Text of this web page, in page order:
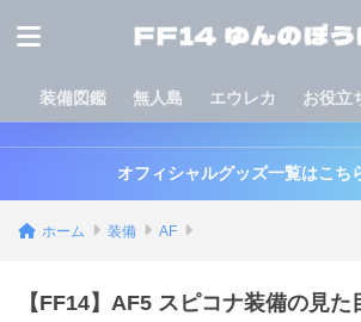
装備図鑑 無人島 エウレカ お役立
オフィシャルグッズ一覧はこち
ホーム 装備 AF
【FF14】AF5 スピコナ装備の見